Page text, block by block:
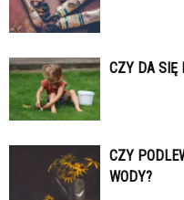
CZY DA SIĘ
CZY
WODY?